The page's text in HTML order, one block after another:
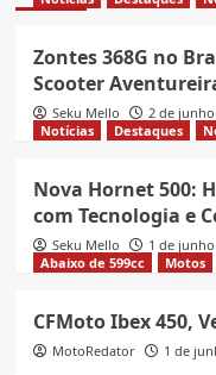
Zontes 368G no
Scooter
Seku Mello
2 de
Notícias
Destaques
Nova Hornet 500:
com Tecnologia e
Seku Mello
1 de
Abaixo de 599cc
Motos
CFMoto Ibex 450,
MotoRedator 1 de